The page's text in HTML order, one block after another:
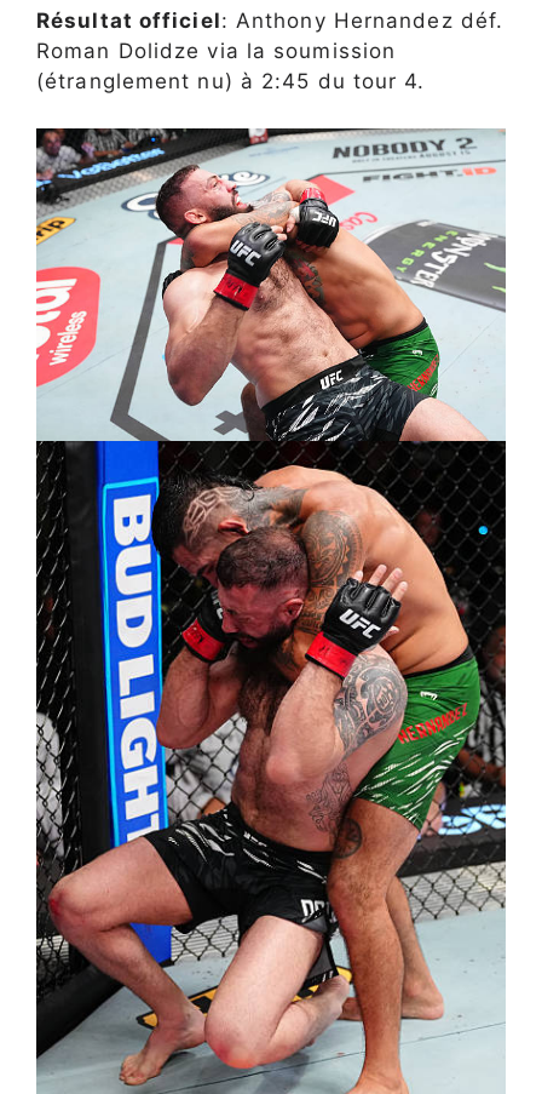
Résultat officiel: Anthony Hernandez déf.
Roman Dolidze via la soumission
(étranglement nu) à 2:45 du tour 4.